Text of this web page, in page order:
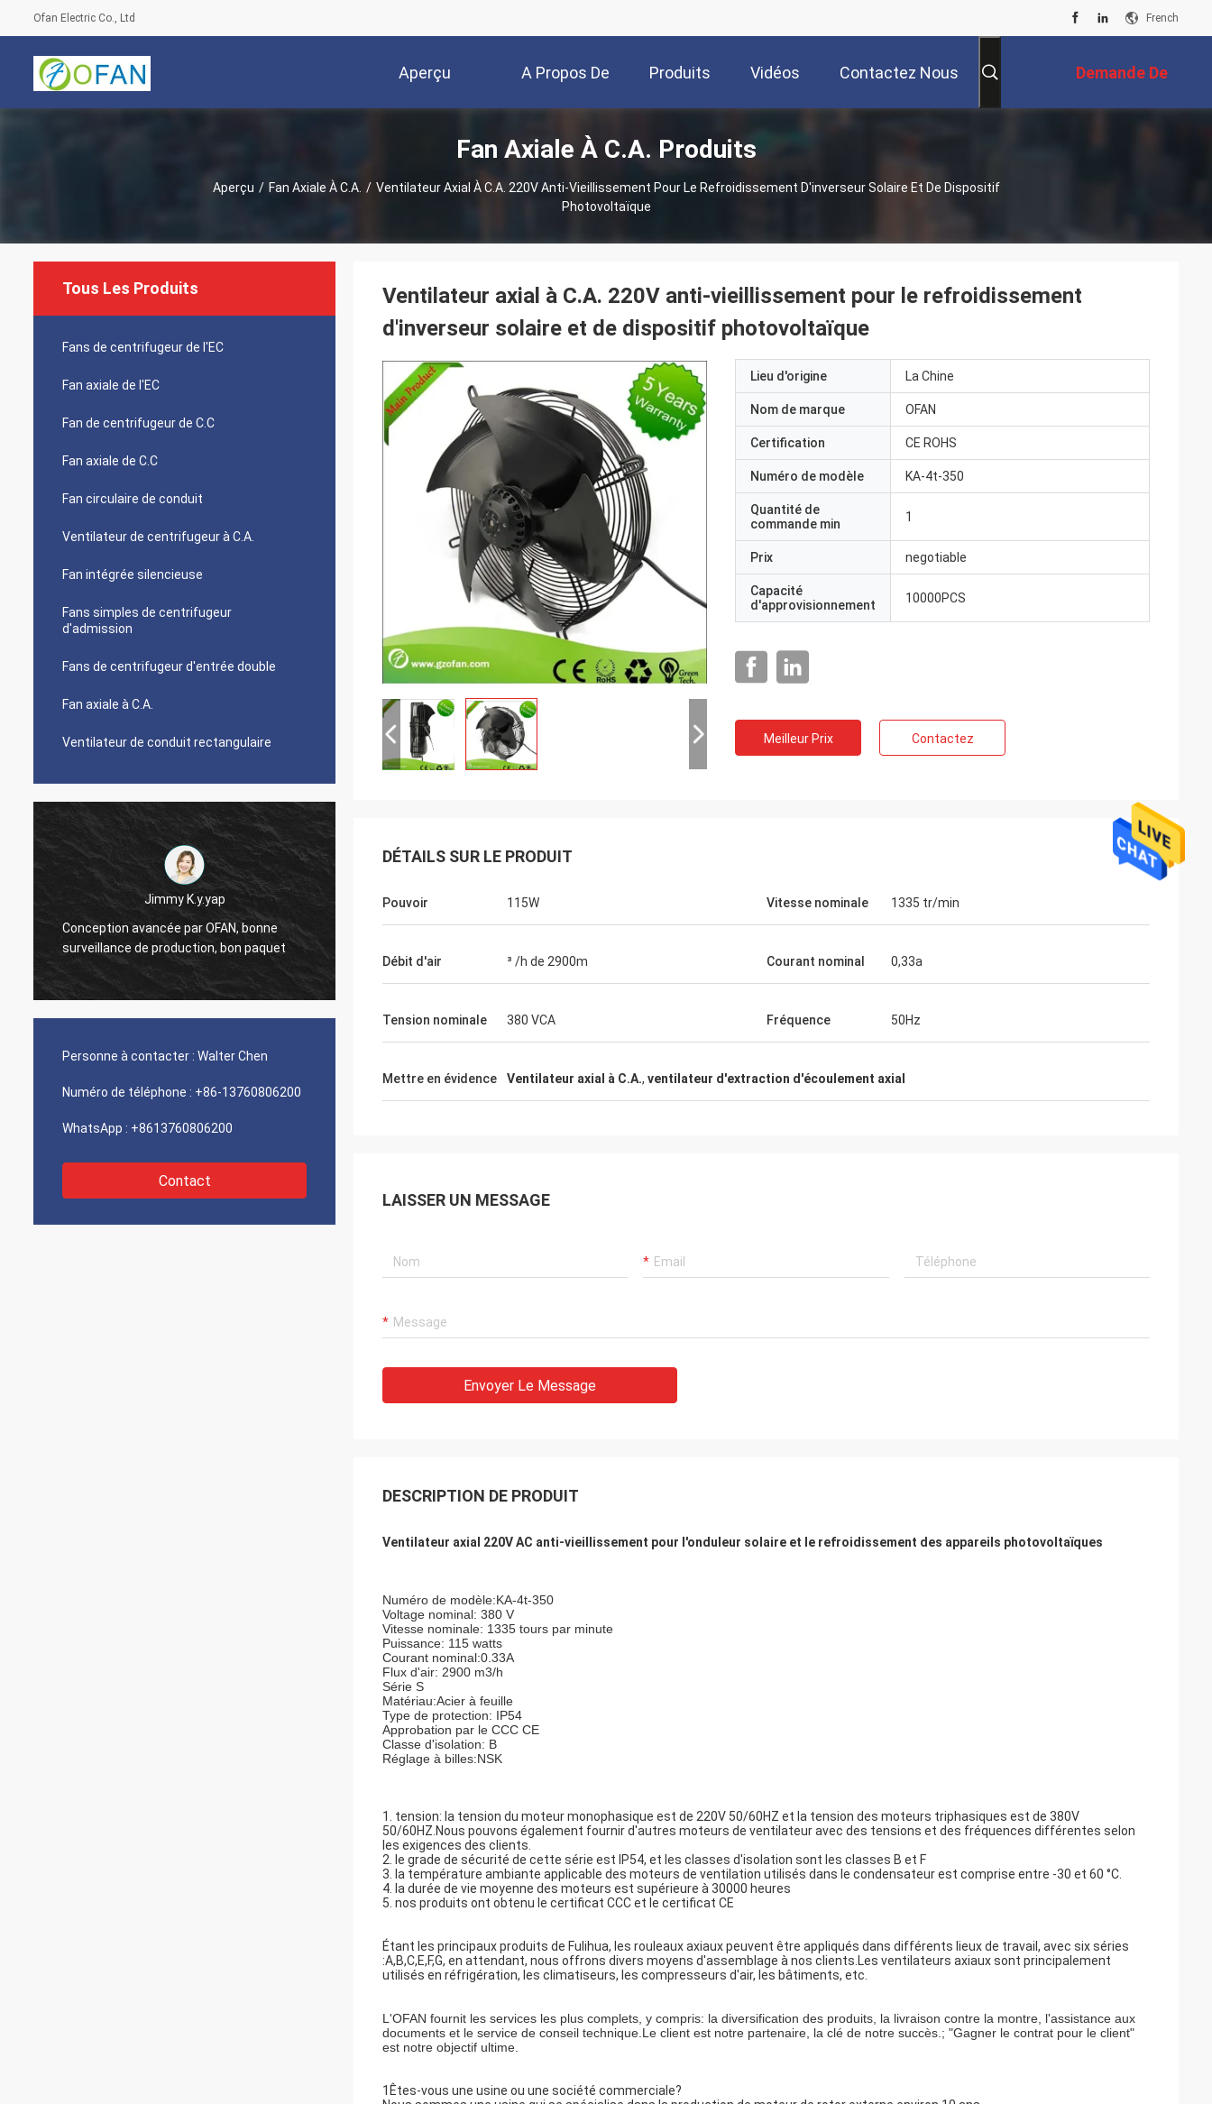
Ofan Electric Co., Ltd French
Aperçu A Propos De
Nous
Produits Vidéos Contactez Nous Demande De
Soumission
Fan Axiale À C.A. Produits
Aperçu / Fan Axiale À C.A. / Ventilateur Axial À C.A. 220V Anti-Vieillissement Pour Le Refroidissement D'inverseur Solaire Et De Dispositif
Photovoltaïque
Tous Les Produits
Fans de centrifugeur de l'EC
Fan axiale de l'EC
Fan de centrifugeur de C.C
Fan axiale de C.C
Fan circulaire de conduit
Ventilateur de centrifugeur à C.A.
Fan intégrée silencieuse
Fans simples de centrifugeur
d'admission
Fans de centrifugeur d'entrée double
Fan axiale à C.A.
Ventilateur de conduit rectangulaire
par OFAN, bonne
production, bon paquet
Andry Andika
Attention de salaire d'OFAN aux détails,
bonne chaîne de production, durable
Les produits d'OFAN sont qualité
tellement fiable et bonne, ceci est un
durable
Personne à contacter : Walter Chen
Numéro de téléphone : +86-13760806200
WhatsApp : +8613760806200
Contact
Ventilateur axial à C.A. 220V anti-vieillissement pour le refroidissement
d'inverseur solaire et de dispositif photovoltaïque
Lieu d'origine La Chine
Nom de marque OFAN
Certification CE ROHS
Numéro de modèle KA-4t-350
Quantité de
commande min
1
Prix negotiable
Capacité
d'approvisionnement
10000PCS
Meilleur Prix Contactez
DÉTAILS SUR LE PRODUIT
Pouvoir 115W Vitesse nominale 1335 tr/min
Débit d'air ³ /h de 2900m Courant nominal 0,33a
Tension nominale 380 VCA Fréquence 50Hz
Mettre en évidence Ventilateur axial à C.A., ventilateur d'extraction d'écoulement axial
LAISSER UN MESSAGE
Envoyer Le Message
DESCRIPTION DE PRODUIT
Ventilateur axial 220V AC anti-vieillissement pour l'onduleur solaire et le refroidissement des appareils photovoltaïques
Numéro de modèle:KA-4t-350
Voltage nominal: 380 V
Vitesse nominale: 1335 tours par minute
Puissance: 115 watts
Courant nominal:0.33A
Flux d'air: 2900 m3/h
Série S
Matériau:Acier à feuille
Type de protection: IP54
Approbation par le CCC CE
Classe d'isolation: B
Réglage à billes:NSK
1. tension: la tension du moteur monophasique est de 220V 50/60HZ et la tension des moteurs triphasiques est de 380V
50/60HZ.Nous pouvons également fournir d'autres moteurs de ventilateur avec des tensions et des fréquences différentes selon
les exigences des clients.
2. le grade de sécurité de cette série est IP54, et les classes d'isolation sont les classes B et F
3. la température ambiante applicable des moteurs de ventilation utilisés dans le condensateur est comprise entre -30 et 60 °C.
4. la durée de vie moyenne des moteurs est supérieure à 30000 heures
5. nos produits ont obtenu le certificat CCC et le certificat CE
Étant les principaux produits de Fulihua, les rouleaux axiaux peuvent être appliqués dans différents lieux de travail, avec six séries
:A,B,C,E,F,G, en attendant, nous offrons divers moyens d'assemblage à nos clients.Les ventilateurs axiaux sont principalement
utilisés en réfrigération, les climatiseurs, les compresseurs d'air, les bâtiments, etc.
L'OFAN fournit les services les plus complets, y compris: la diversification des produits, la livraison contre la montre, l'assistance aux
documents et le service de conseil technique.Le client est notre partenaire, la clé de notre succès.; "Gagner le contrat pour le client"
est notre objectif ultime.
1Êtes-vous une usine ou une société commerciale?